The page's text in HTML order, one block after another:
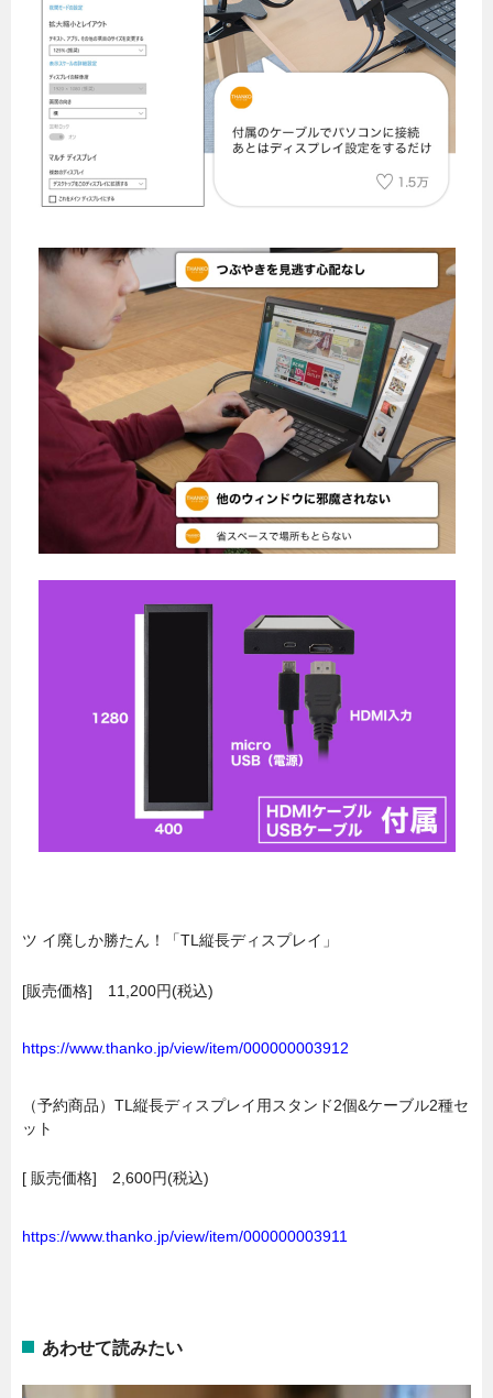
ツ イ廃しか勝たん！「TL縦長ディスプレイ」
[販売価格] 11,200円(税込)
https://www.thanko.jp/view/item/000000003912
（予約商品）TL縦長ディスプレイ用スタンド2個&ケーブル2種セ
ット
[ 販売価格] 2,600円(税込)
https://www.thanko.jp/view/item/000000003911
あわせて読みたい